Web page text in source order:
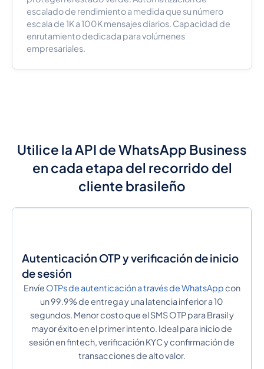
escalado de rendimiento a medida que su número
escala de 1K a 100K mensajes diarios. Capacidad de
enrutamiento dedicada para volúmenes
empresariales.
Utilice la API de WhatsApp Business
en cada etapa del recorrido del
cliente brasileño
Autenticación OTP y verificación de inicio
de sesión
Envíe OTPs de autenticación a través de WhatsAppcon
un 99.9% de entrega y una latencia inferior a 10
segundos. Menor costo que el SMS OTP para Brasil y
mayor éxito en el primer intento. Ideal para inicio de
sesión en fintech, verificación KYC y confirmación de
transacciones de alto valor.